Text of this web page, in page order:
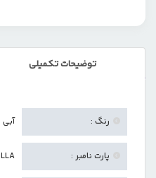
توضیحات تکمیلی
رنگ : آبی
پارت نامبر : LLA/پارت آمریکا